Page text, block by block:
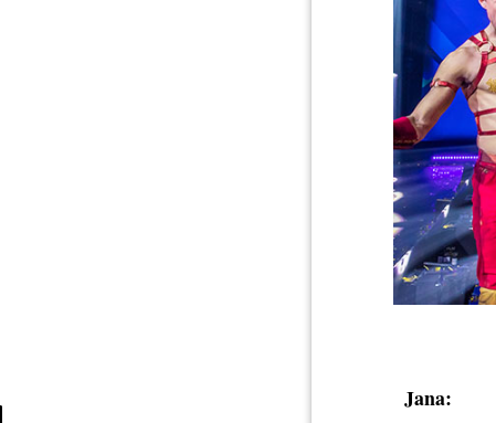
Jana: